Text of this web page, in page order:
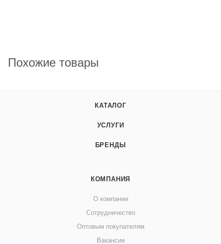
Похожие товары
КАТАЛОГ
УСЛУГИ
БРЕНДЫ
КОМПАНИЯ
О компании
Сотрудничество
Оптовым покупателям
Вакансии